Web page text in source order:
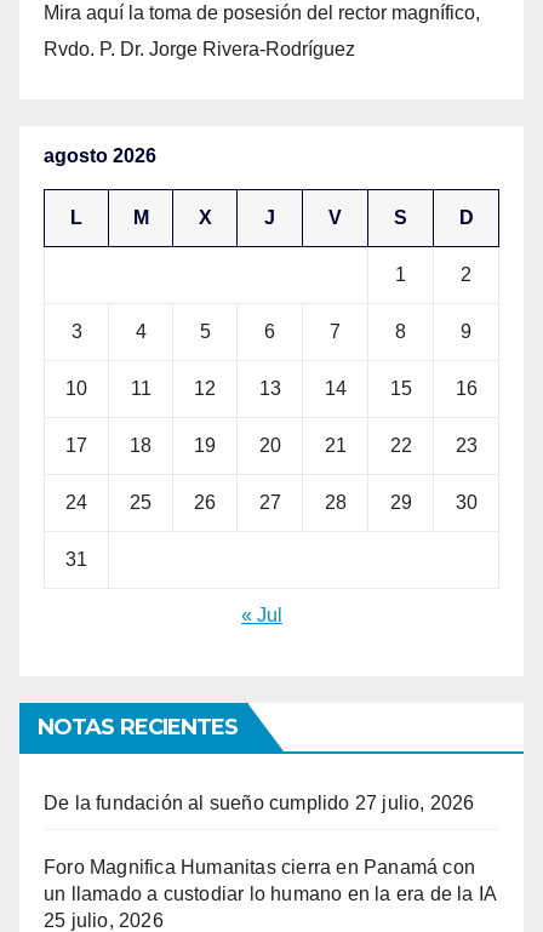
Mira aquí la toma de posesión del rector magnífico,
Rvdo. P. Dr. Jorge Rivera-Rodríguez
agosto 2026
L M X J V S D
1 2
3 4 5 6 7 8 9
10 11 12 13 14 15 16
17 18 19 20 21 22 23
24 25 26 27 28 29 30
31
« Jul
NOTAS RECIENTES
De la fundación al sueño cumplido 27 julio, 2026
Foro Magnifica Humanitas cierra en Panamá con
un llamado a custodiar lo humano en la era de la IA
25 julio, 2026